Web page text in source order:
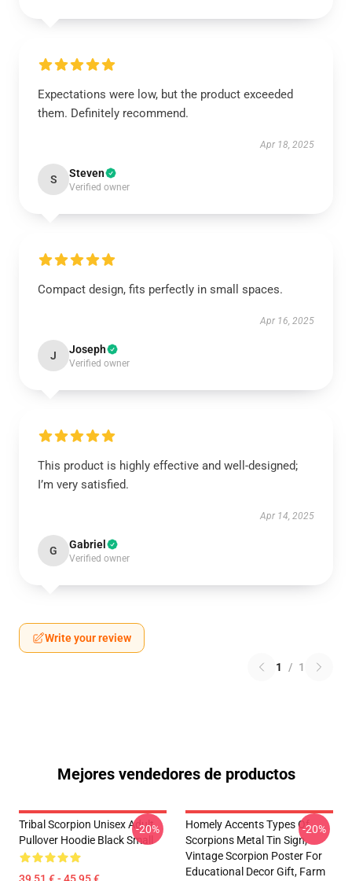
Expectations were low, but the product exceeded
them. Definitely recommend.
Apr 18, 2025
S Steven
Verified owner
Compact design, fits perfectly in small spaces.
Apr 16, 2025
J Joseph
Verified owner
This product is highly effective and well-designed;
I’m very satisfied.
Apr 14, 2025
G Gabriel
Verified owner
Write your review
1 / 1
Mejores vendedores de productos
Tribal Scorpion Unisex Adult
Pullover Hoodie Black Small
-20%
Homely Accents Types Of
Scorpions Metal Tin Sign,
Vintage Scorpion Poster For
Educational Decor Gift, Farm
-20%